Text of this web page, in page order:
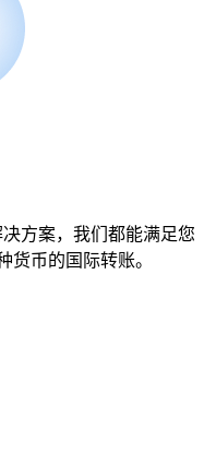
方案，我们都能满足您
币的国际转账。